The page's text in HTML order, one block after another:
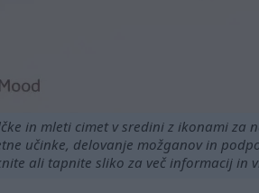
in mleti cimet v sredini z ikonami za
učinke, delovanje možganov in
ali tapnite sliko za več informacij in